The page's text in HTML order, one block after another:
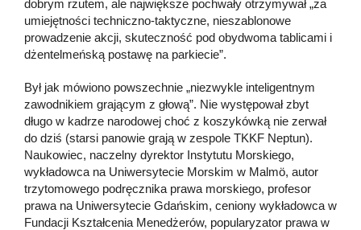
dobrym rzutem, ale największe pochwały otrzymywał „za
umiejętności techniczno-taktyczne, nieszablonowe
prowadzenie akcji, skuteczność pod obydwoma tablicami i
dżentelmeńską postawę na parkiecie”.
Był jak mówiono powszechnie „niezwykle inteligentnym
zawodnikiem grającym z głową”. Nie występował zbyt
długo w kadrze narodowej choć z koszykówką nie zerwał
do dziś (starsi panowie grają w zespole TKKF Neptun).
Naukowiec, naczelny dyrektor Instytutu Morskiego,
wykładowca na Uniwersytecie Morskim w Malmö, autor
trzytomowego podręcznika prawa morskiego, profesor
prawa na Uniwersytecie Gdańskim, ceniony wykładowca w
Fundacji Kształcenia Menedżerów, popularyzator prawa w